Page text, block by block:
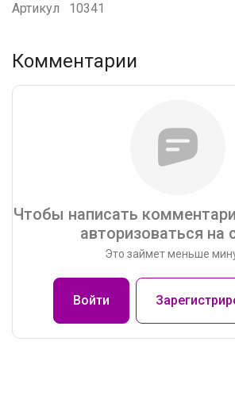
Артикул 10341
Комментарии
Чтобы написать
авторизоваться на
Это займет меньше
Войти